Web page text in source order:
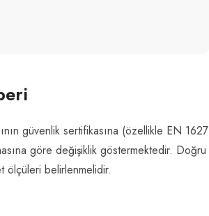
güvenlik sertifikasına (özellikle EN 1627
göre değişiklik göstermektedir. Doğru
ölçüleri belirlenmelidir.